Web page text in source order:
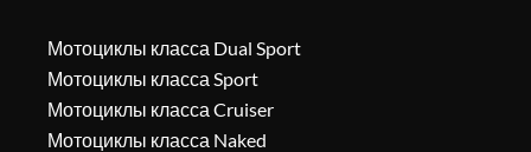
Мотоциклы класса Dual Sport
Мотоциклы класса Sport
Мотоциклы класса Cruiser
Мотоциклы класса Naked